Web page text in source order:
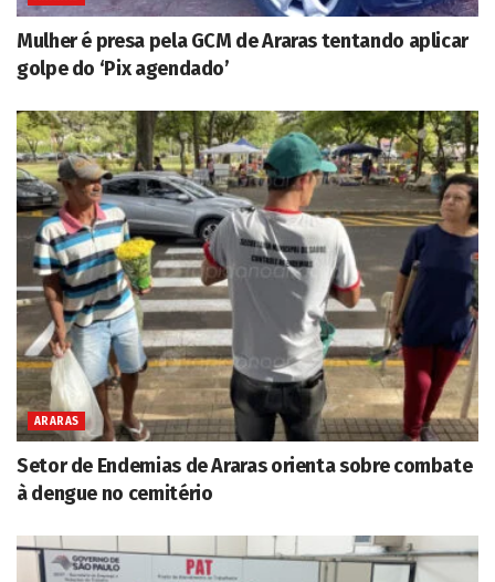
Mulher é presa pela GCM de Araras tentando aplicar
golpe do ‘Pix agendado’
ARARAS
Setor de Endemias de Araras orienta sobre combate
à dengue no cemitério